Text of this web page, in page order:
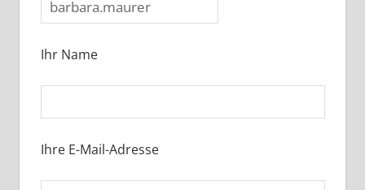
Ihr Name
Ihre E-Mail-Adresse